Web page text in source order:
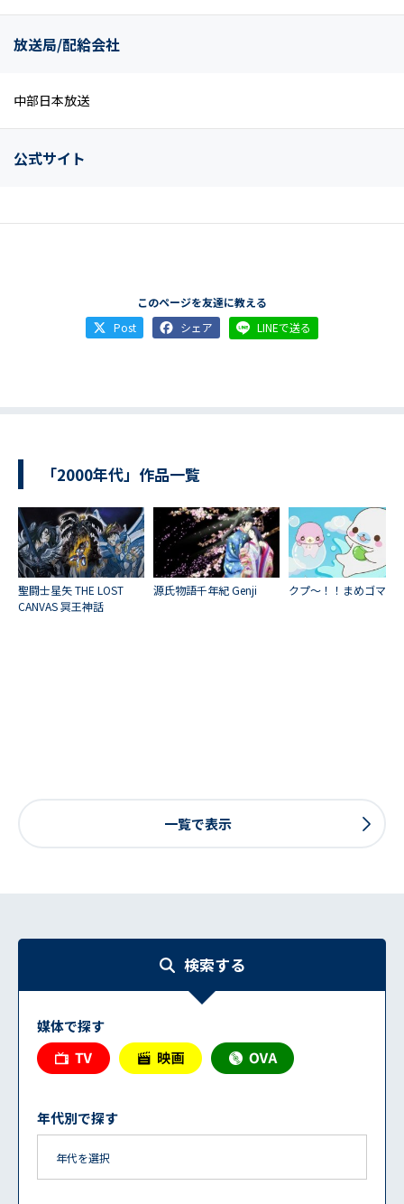
放送局/配給会社
中部日本放送
公式サイト
このページを友達に教える
Post
シェア LINEで送る
「2000年代」作品一覧
聖闘士星矢 THE LOST
CANVAS 冥王神話
源氏物語千年紀 Genji クプ～！！まめゴマ！
一覧で表示
検索する
媒体で探す
年代別で探す